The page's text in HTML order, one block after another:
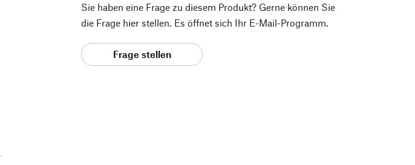
Sie haben eine Frage zu diesem Produkt? Gerne können Sie
die Frage hier stellen. Es öffnet sich Ihr E-Mail-Programm.
Frage stellen